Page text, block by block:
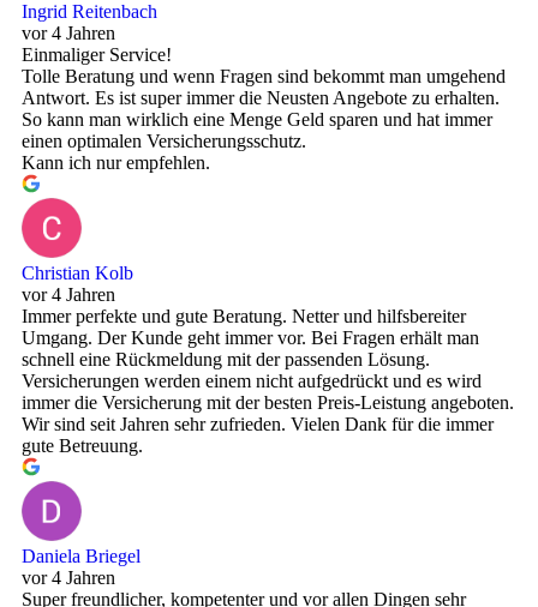
Ingrid Reitenbach
vor 4 Jahren
Einmaliger Service!
Tolle Beratung und wenn Fragen sind bekommt man umgehend
Antwort. Es ist super immer die Neusten Angebote zu erhalten.
So kann man wirklich eine Menge Geld sparen und hat immer
einen optimalen Versicherungsschutz.
Kann ich nur empfehlen.
Christian Kolb
vor 4 Jahren
Immer perfekte und gute Beratung. Netter und hilfsbereiter
Umgang. Der Kunde geht immer vor. Bei Fragen erhält man
schnell eine Rückmeldung mit der passenden Lösung.
Versicherungen werden einem nicht aufgedrückt und es wird
immer die Versicherung mit der besten Preis-Leistung angeboten.
Wir sind seit Jahren sehr zufrieden. Vielen Dank für die immer
gute Betreuung.
Daniela Briegel
vor 4 Jahren
Super freundlicher, kompetenter und vor allen Dingen sehr